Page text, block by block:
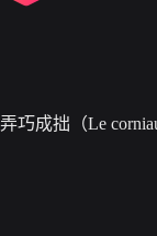
弄巧成拙（Le